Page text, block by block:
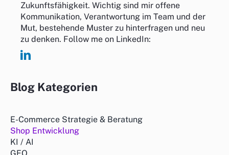
Zukunftsfähigkeit. Wichtig sind mir offene
Kommunikation, Verantwortung im Team und der
Mut, bestehende Muster zu hinterfragen und neu
zu denken. Follow me on LinkedIn:
Blog Kategorien
E-Commerce Strategie & Beratung
Shop Entwicklung
KI / AI